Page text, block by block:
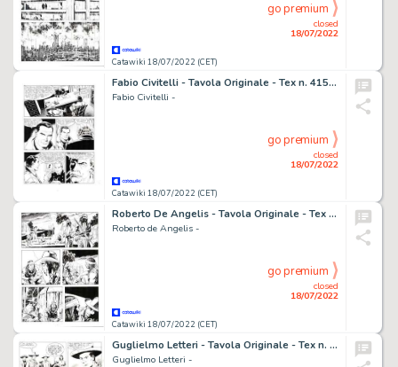
Catawiki 18/07/2022 (CET)
closed
18/07/2022
go premium
Fabio Civitelli - Tavola Originale - Tex n. 415 - "Delitto nel porto" - (1995)
Fabio Civitelli -
Catawiki 18/07/2022 (CET)
closed
18/07/2022
go premium
Roberto De Angelis - Tavola Originale - Tex Willer n. 2 - "La banda di Red Bill" - (2018)
Roberto de Angelis -
Catawiki 18/07/2022 (CET)
closed
18/07/2022
go premium
Guglielmo Letteri - Tavola Originale - Tex n. 112 - "La rete si chiude" - (1970)
Guglielmo Letteri -